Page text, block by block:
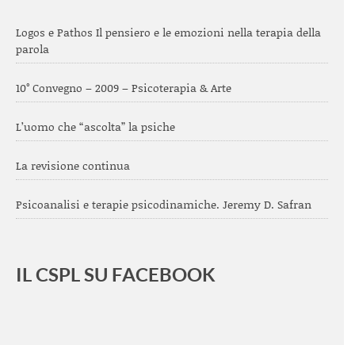
Logos e Pathos Il pensiero e le emozioni nella terapia della
parola
10° Convegno – 2009 – Psicoterapia & Arte
L’uomo che “ascolta” la psiche
La revisione continua
Psicoanalisi e terapie psicodinamiche. Jeremy D. Safran
IL CSPL SU FACEBOOK